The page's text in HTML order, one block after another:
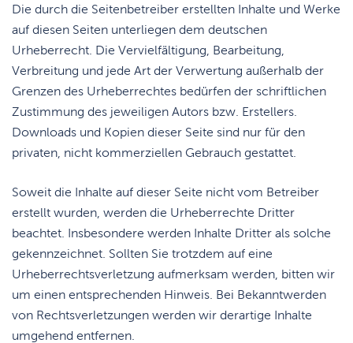
Die durch die Seitenbetreiber erstellten Inhalte und Werke
auf diesen Seiten unterliegen dem deutschen
Urheberrecht. Die Vervielfältigung, Bearbeitung,
Verbreitung und jede Art der Verwertung außerhalb der
Grenzen des Urheberrechtes bedürfen der schriftlichen
Zustimmung des jeweiligen Autors bzw. Erstellers.
Downloads und Kopien dieser Seite sind nur für den
privaten, nicht kommerziellen Gebrauch gestattet.
Soweit die Inhalte auf dieser Seite nicht vom Betreiber
erstellt wurden, werden die Urheberrechte Dritter
beachtet. Insbesondere werden Inhalte Dritter als solche
gekennzeichnet. Sollten Sie trotzdem auf eine
Urheberrechtsverletzung aufmerksam werden, bitten wir
um einen entsprechenden Hinweis. Bei Bekanntwerden
von Rechtsverletzungen werden wir derartige Inhalte
umgehend entfernen.